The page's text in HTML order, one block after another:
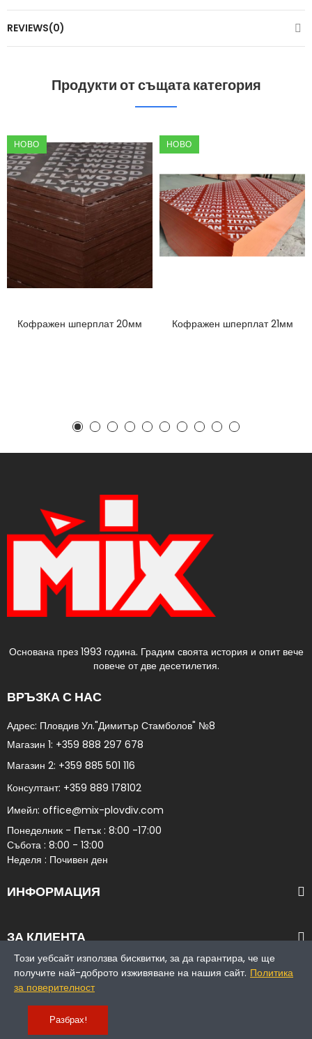
REVIEWS(0)
Продукти от същата категория
НОВО
Кофражен шперплат 20мм
НОВО
Кофражен шперплат 21мм
Основана през 1993 година. Градим своята история и опит вече
повече от две десетилетия.
ВРЪЗКА С НАС
Адрес: Пловдив Ул."Димитър Стамболов" №8​
Магазин 1: +359 888 297 678
Магазин 2: +359 885 501 116
Консултант: +359 889 178102​
Имейл: office@mix-plovdiv.com
Понеделник - Петък : 8:00 -17:00
Събота : 8:00 - 13:00
Неделя : Почивен ден
ИНФОРМАЦИЯ
ЗА КЛИЕНТА
Copyright © 1993 - 2025 МИКС ООД
Този уебсайт използва бисквитки, за да гарантира, че ще
получите най-доброто изживяване на нашия сайт. Политика
за поверителност
Разбрах!